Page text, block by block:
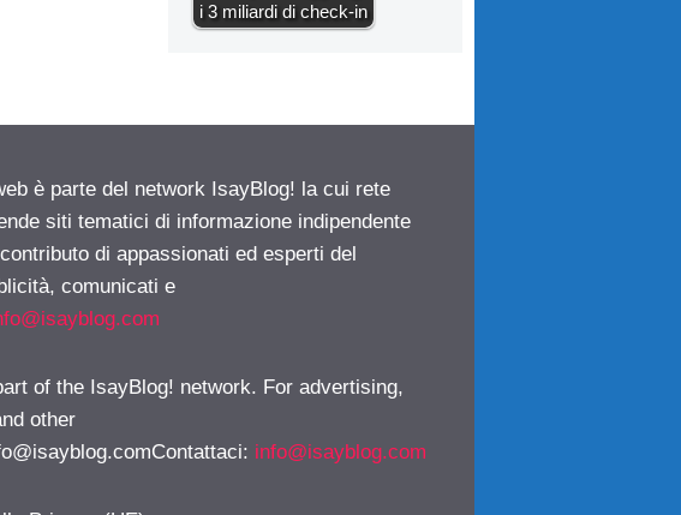
i 3 miliardi di check-in
è parte del network IsayBlog! la cui rete
siti tematici di informazione indipendente
di appassionati ed esperti del
comunicati e
of the IsayBlog! network. For advertising,
other
: info@isayblog.com